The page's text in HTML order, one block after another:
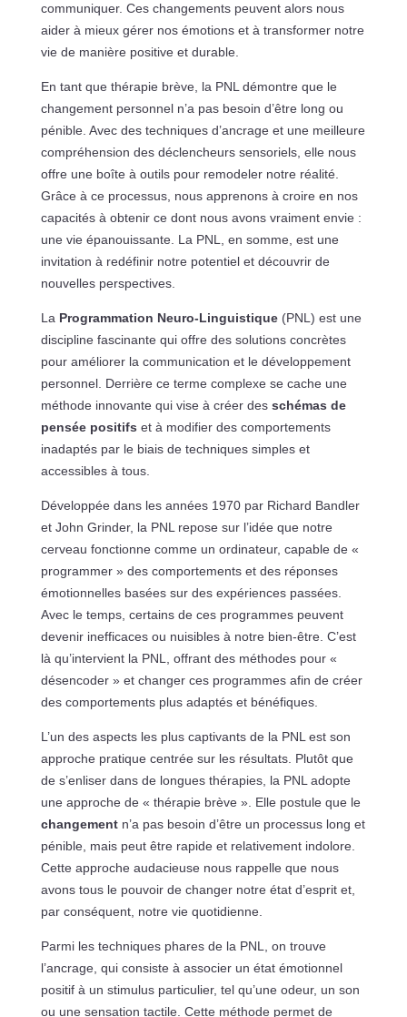
communiquer. Ces changements peuvent alors nous
aider à mieux gérer nos émotions et à transformer notre
vie de manière positive et durable.
En tant que thérapie brève, la PNL démontre que le
changement personnel n’a pas besoin d’être long ou
pénible. Avec des techniques d’ancrage et une meilleure
compréhension des déclencheurs sensoriels, elle nous
offre une boîte à outils pour remodeler notre réalité.
Grâce à ce processus, nous apprenons à croire en nos
capacités à obtenir ce dont nous avons vraiment envie :
une vie épanouissante. La PNL, en somme, est une
invitation à redéfinir notre potentiel et découvrir de
nouvelles perspectives.
La Programmation Neuro-Linguistique(PNL) est une
discipline fascinante qui offre des solutions concrètes
pour améliorer la communication et le développement
personnel. Derrière ce terme complexe se cache une
méthode innovante qui vise à créer des schémas de
pensée positifs et à modifier des comportements
inadaptés par le biais de techniques simples et
accessibles à tous.
Développée dans les années 1970 par Richard Bandler
et John Grinder, la PNL repose sur l’idée que notre
cerveau fonctionne comme un ordinateur, capable de «
programmer » des comportements et des réponses
émotionnelles basées sur des expériences passées.
Avec le temps, certains de ces programmes peuvent
devenir inefficaces ou nuisibles à notre bien-être. C’est
là qu’intervient la PNL, offrant des méthodes pour «
désencoder » et changer ces programmes afin de créer
des comportements plus adaptés et bénéfiques.
L’un des aspects les plus captivants de la PNL est son
approche pratique centrée sur les résultats. Plutôt que
de s’enliser dans de longues thérapies, la PNL adopte
une approche de « thérapie brève ». Elle postule que le
changementn’a pas besoin d’être un processus long et
pénible, mais peut être rapide et relativement indolore.
Cette approche audacieuse nous rappelle que nous
avons tous le pouvoir de changer notre état d’esprit et,
par conséquent, notre vie quotidienne.
Parmi les techniques phares de la PNL, on trouve
l’ancrage, qui consiste à associer un état émotionnel
positif à un stimulus particulier, tel qu’une odeur, un son
ou une sensation tactile. Cette méthode permet de